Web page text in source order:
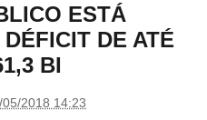
ESTÁ
DE ATÉ
BI
2018 14:23